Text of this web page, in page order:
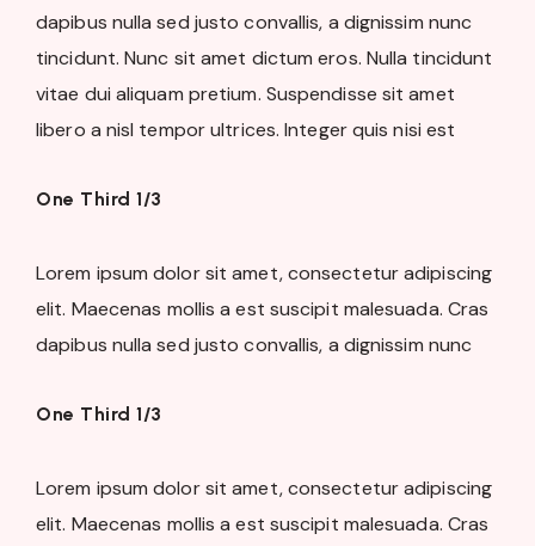
dapibus nulla sed justo convallis, a dignissim nunc
tincidunt. Nunc sit amet dictum eros. Nulla tincidunt
vitae dui aliquam pretium. Suspendisse sit amet
libero a nisl tempor ultrices. Integer quis nisi est
One Third 1/3
Lorem ipsum dolor sit amet, consectetur adipiscing
elit. Maecenas mollis a est suscipit malesuada. Cras
dapibus nulla sed justo convallis, a dignissim nunc
One Third 1/3
Lorem ipsum dolor sit amet, consectetur adipiscing
elit. Maecenas mollis a est suscipit malesuada. Cras